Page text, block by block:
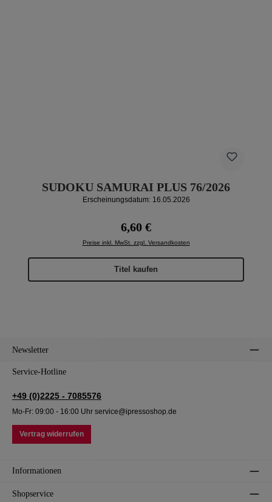
SUDOKU SAMURAI PLUS 76/2026
Erscheinungsdatum: 16.05.2026
Regulärer Preis:
6,60 €
Preise inkl. MwSt. zzgl. Versandkosten
Titel kaufen
Newsletter
Service-Hotline
+49 (0)2225 - 7085576
Mo-Fr: 09:00 - 16:00 Uhr service@ipressoshop.de
Vertrag widerrufen
Informationen
Shopservice